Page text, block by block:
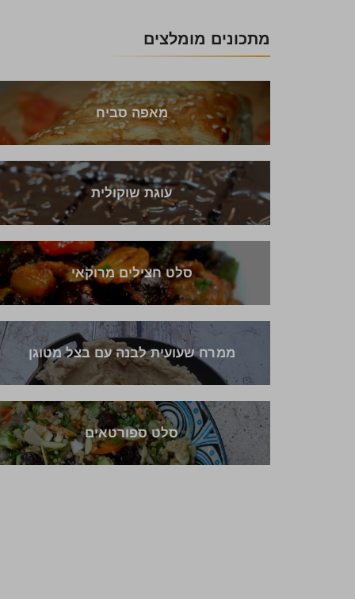
מתכונים מומלצים
מאפה סביח
עוגת שוקולית
סלט חצילים מרוקאי
ממרח שעועית לבנה עם בצל מטוגן
סלט ספורטאים